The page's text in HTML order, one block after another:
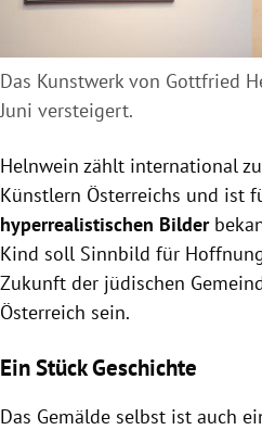
Das Kunstwerk von Gottfried
Juni versteigert.
Helnwein zählt international
Künstlern Österreichs und ist
hyperrealistischen Bilder
Kind soll Sinnbild für
Zukunft der jüdischen
Österreich sein.
Ein Stück Geschichte
Das Gemälde selbst ist auch